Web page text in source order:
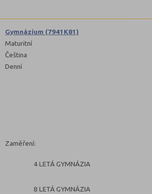
Gymnázium (7941K81)
Maturitní
Čeština
Denní
Zaměření:
4 LETÁ GYMNÁZIA
8 LETÁ GYMNÁZIA